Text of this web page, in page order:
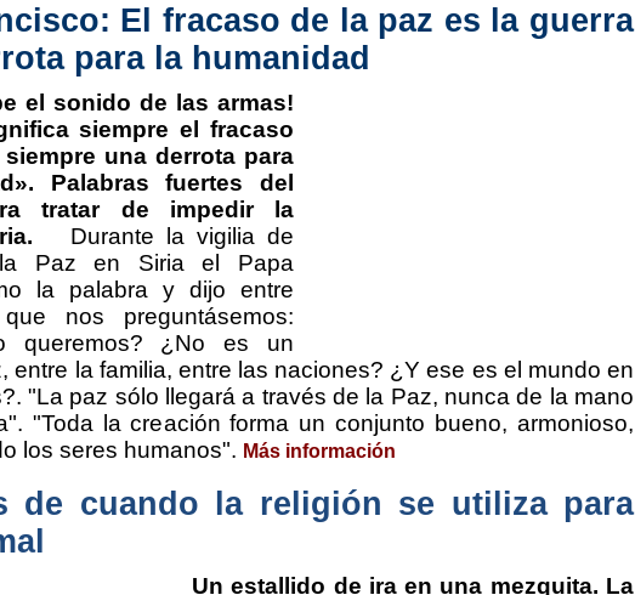
El fracaso de la paz es la guerra
para la humanidad
el sonido de las armas!
siempre el fracaso
una derrota para
Palabras fuertes del
tratar de impedir la
Durante la vigilia de
Paz en Siria el Papa
la palabra y dijo entre
nos preguntásemos:
queremos? ¿No es un
entre la familia, entre las naciones? ¿Y ese es el mundo en
"La paz sólo llegará a través de la Paz, nunca de la mano
"Toda la creación forma un conjunto bueno, armonioso,
los seres humanos". Más información
de cuando la religión se utiliza para
Un estallido de ira en una mezquita. La